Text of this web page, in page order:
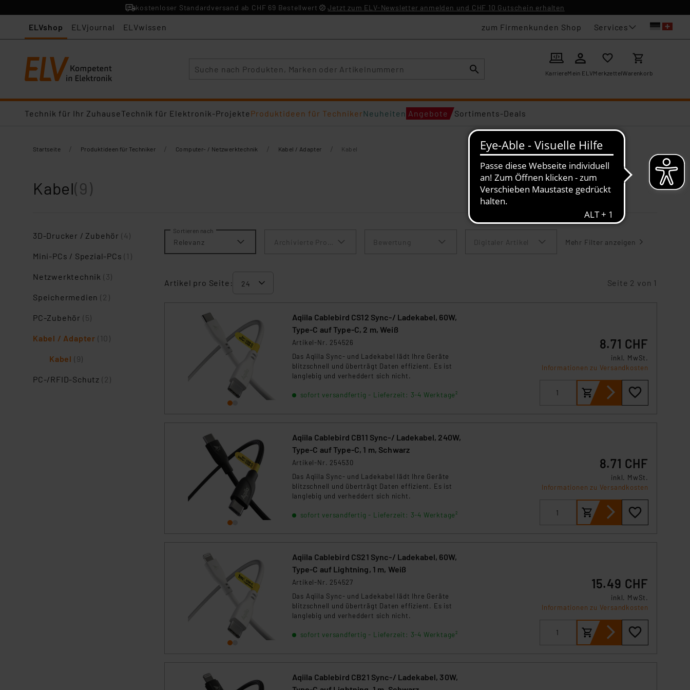
kostenloser Standardversand ab CHF 69 Bestellwert Jetzt zum ELV-Newsletter anmelden und CHF 10 Gutschein erhalten
ELVshop ELVjournal ELVwissen zum Firmenkunden Shop Services
KarriereMein ELVMerkzettelWarenkorb
Technik für Ihr ZuhauseTechnik für Elektronik-ProjekteProduktideen für TechnikerNeuheiten Angebote Sortiments-Deals
Startseite / Produktideen für Techniker / Computer- / Netzwerktechnik / Kabel / Adapter / Kabel
Kabel(9)
3D-Drucker / Zubehör (4)
Mini-PCs / Spezial-PCs(1)
Netzwerktechnik (3)
Speichermedien(2)
PC-Zubehör (5)
Kabel / Adapter (10)
Kabel (9)
PC-/RFID-Schutz (2)
Sortieren nach
Relevanz Archivierte Produkte anzeigenBewertung Digitaler Artikel Mehr Filter anzeigen
Artikel pro Seite: Seite 2 von 1
Aqiila Cablebird CS12 Sync-/ Ladekabel, 60W,
Type-C auf Type-C, 2 m, Weiß
Artikel-Nr. 254526
Das Aqiila Sync- und Ladekabel lädt Ihre Geräte
blitzschnell und überträgt Daten effizient. Es ist
langlebig und verheddert sich nicht.
sofort versandfertig - Lieferzeit: 3-4 Werktage²
8.71 CHF
inkl. MwSt.
Informationen zu Versandkosten
Aqiila Cablebird CB11 Sync-/ Ladekabel, 240W,
Type-C auf Type-C, 1 m, Schwarz
Artikel-Nr. 254530
Das Aqiila Sync- und Ladekabel lädt Ihre Geräte
blitzschnell und überträgt Daten effizient. Es ist
langlebig und verheddert sich nicht.
sofort versandfertig - Lieferzeit: 3-4 Werktage²
8.71 CHF
inkl. MwSt.
Informationen zu Versandkosten
Aqiila Cablebird CS21 Sync-/ Ladekabel, 60W,
Type-C auf Lightning, 1 m, Weiß
Artikel-Nr. 254527
Das Aqiila Sync- und Ladekabel lädt Ihre Geräte
blitzschnell und überträgt Daten effizient. Es ist
langlebig und verheddert sich nicht.
sofort versandfertig - Lieferzeit: 3-4 Werktage²
15.49 CHF
inkl. MwSt.
Informationen zu Versandkosten
Aqiila Cablebird CB21 Sync-/ Ladekabel, 30W,